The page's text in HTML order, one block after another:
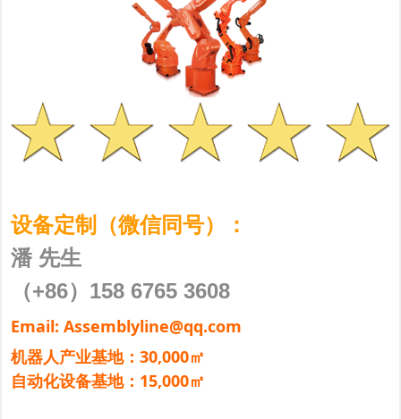
设备定制（微信同号）：
潘 先生
（+86）158 6765 3608
Email: Assemblyline@qq.com
机器人产业基地：30,000㎡
自动化设备基地：15,000㎡